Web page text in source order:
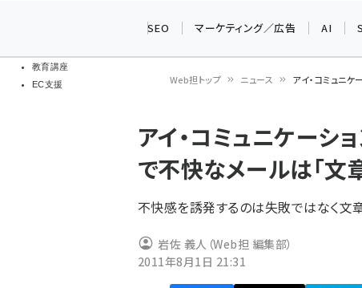
教育講座
EC支援
SEO マーケティング／広告 AI
ン
く
ず
Web担トップ ニュース アイ・コミュニ
アイ・コミュニケーシ
で不快なメールは「文
不快感を誘発するのは失敗ではなく文
岩佐 義人（Web担 編集部）
2011年8月1日 21:31